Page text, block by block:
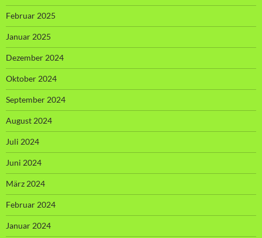
Februar 2025
Januar 2025
Dezember 2024
Oktober 2024
September 2024
August 2024
Juli 2024
Juni 2024
März 2024
Februar 2024
Januar 2024